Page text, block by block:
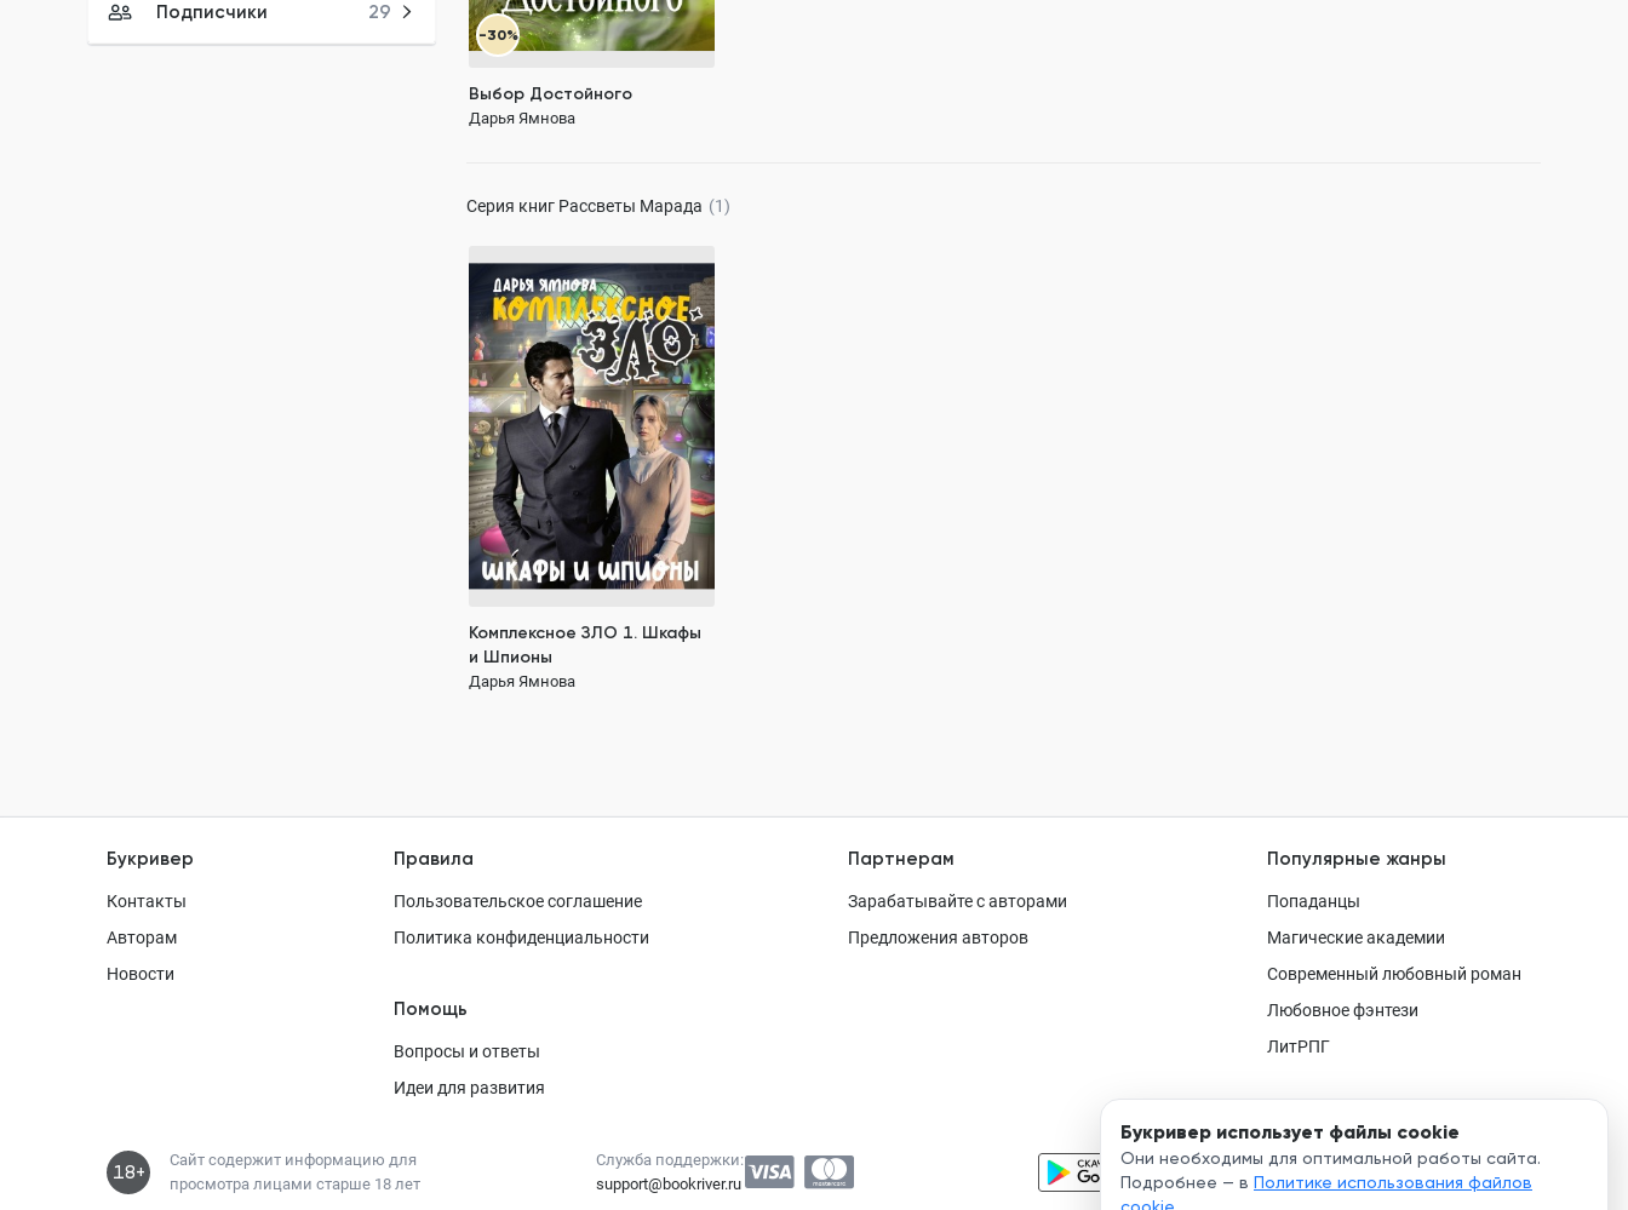
Букривер использует файлы cookie
Они необходимы для оптимальной работы сайта.
Подробнее — в Политике использования файлов
Подписчики 29
-30%
Выбор Достойного
Дарья Ямнова
135 ₽ 94 ₽
Серия книг Рассветы Марада (1)
Комплексное ЗЛО 1. Шкафы
и Шпионы
Дарья Ямнова
Комплексное ЗЛО 1. Шкафы и
Шпионы
Дарья Ямнова
ПОЛНОСТЬЮ
644.8K
властный герой
противостояние героев оборотни
Букривер
Контакты
Авторам
Новости
Правила
Пользовательское соглашение
Политика конфиденциальности
Помощь
Вопросы и ответы
Идеи для развития
Партнерам
Зарабатывайте с авторами
Предложения авторов
Популярные жанры
Попаданцы
Магические академии
Современный любовный роман
Любовное фэнтези
ЛитРПГ
18+
Сайт содержит информацию для
просмотра лицами старше 18 лет
Служба поддержки:
support@bookriver.ru